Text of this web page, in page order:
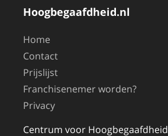
Hoogbegaafdheid.nl
Home
Contact
Prijslijst
Franchisenemer worden?
Privacy
Centrum voor Hoogbegaafdheid